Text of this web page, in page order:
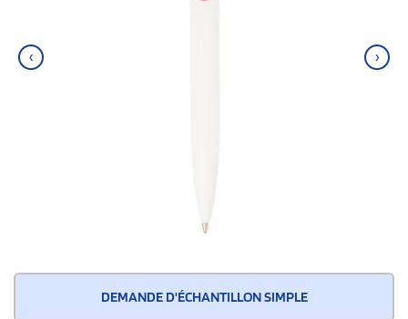
‹ ›
DEMANDE D'ÉCHANTILLON SIMPLE